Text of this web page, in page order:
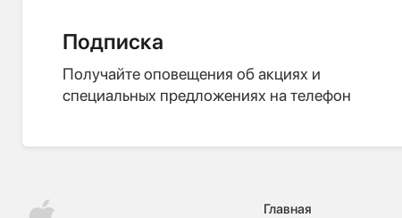
Подписка
Получайте оповещения об акциях и
специальных предложениях на телефон
Главная